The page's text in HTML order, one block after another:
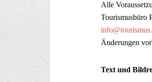
Alle
Tourismusbüro
Änderungen
Text und